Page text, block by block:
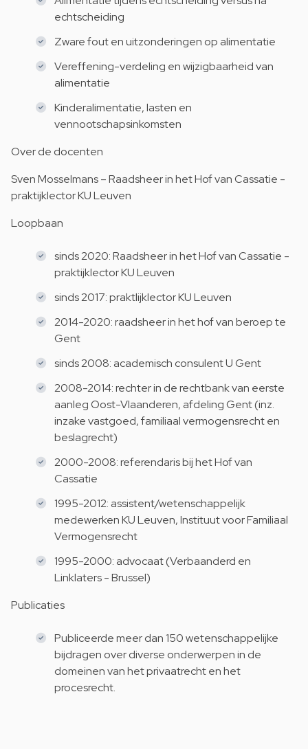
echtscheiding
Zware fout en uitzonderingen op alimentatie
Vereffening-verdeling en wijzigbaarheid van
alimentatie
Kinderalimentatie, lasten en
vennootschapsinkomsten
Over de docenten
Sven Mosselmans – Raadsheer in het Hof van Cassatie -
praktijklector KU Leuven
Loopbaan
sinds 2020: Raadsheer in het Hof van Cassatie -
praktijklector KU Leuven
sinds 2017: praktlijklector KU Leuven
2014-2020: raadsheer in het hof van beroep te
Gent
sinds 2008: academisch consulent U Gent
2008-2014: rechter in de rechtbank van eerste
aanleg Oost-Vlaanderen, afdeling Gent (inz.
inzake vastgoed, familiaal vermogensrecht en
beslagrecht)
2000-2008: referendaris bij het Hof van
Cassatie
1995-2012: assistent/wetenschappelijk
medewerken KU Leuven, Instituut voor Familiaal
Vermogensrecht
1995-2000: advocaat (Verbaanderd en
Linklaters - Brussel)
Publicaties
Publiceerde meer dan 150 wetenschappelijke
bijdragen over diverse onderwerpen in de
domeinen van het privaatrecht en het
procesrecht.